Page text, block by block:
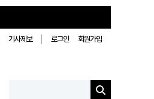
기사제보 로그인 회원가입